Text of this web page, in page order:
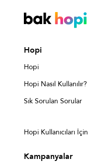
Hopi
Hopi
Hopi Nasıl Kullanılır?
Sık Sorulan Sorular
Hopi Kullanıcıları İçin
Kampanyalar